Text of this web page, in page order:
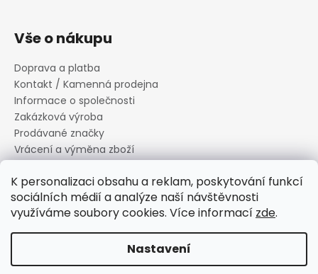
K personalizaci obsahu a reklam, poskytování funkcí
sociálních médií a analýze naší návštěvnosti
využíváme soubory cookies. Více informací zde.
Nastavení
Vše o nákupu
Doprava a platba
Kontakt / Kamenná prodejna
Informace o společnosti
Zakázková výroba
Prodávané značky
Vrácení a výměna zboží
Informace o souborech cookies
Reklamační řád
Obchodní podmínky